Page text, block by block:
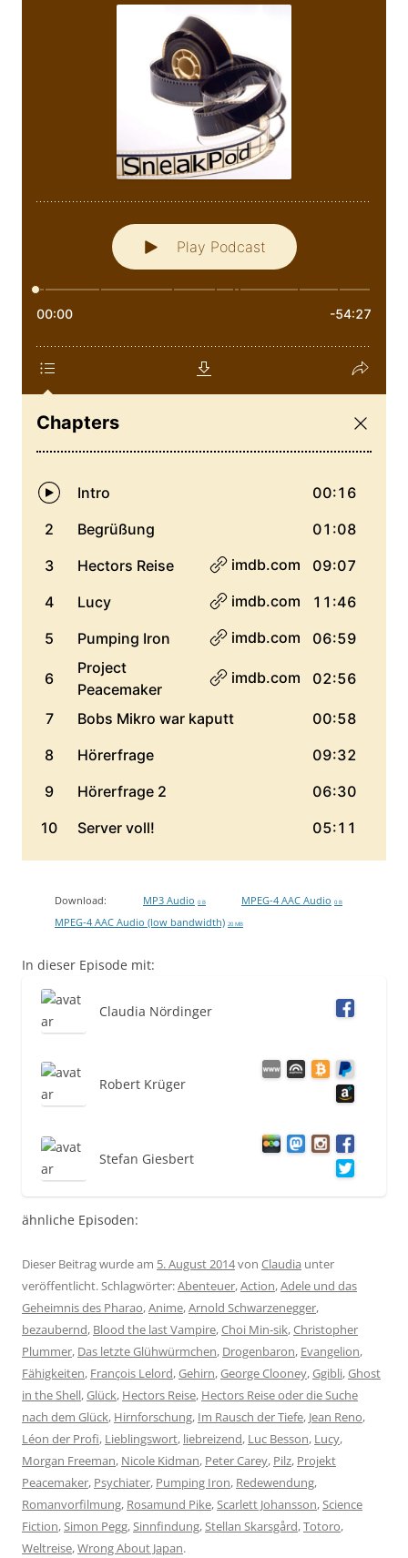
Download: MP3 Audio 0 B MPEG-4 AAC Audio 0 B
MPEG-4 AAC Audio (low bandwidth) 20 MB
In dieser Episode mit:
Claudia Nördinger
Robert Krüger
Stefan Giesbert
ähnliche Episoden:
Dieser Beitrag wurde am 5. August 2014von Claudia unter
veröffentlicht. Schlagwörter:Abenteuer,Action,Adele und das
Geheimnis des Pharao,Anime,Arnold Schwarzenegger,
bezaubernd, Blood the last Vampire,Choi Min-sik,Christopher
Plummer, Das letzte Glühwürmchen, Drogenbaron, Evangelion,
Fähigkeiten, François Lelord,Gehirn,George Clooney,Ggibli,Ghost
in the Shell,Glück, Hectors Reise, Hectors Reise oder die Suche
nach dem Glück, Hirnforschung, Im Rausch der Tiefe, Jean Reno,
Léon der Profi, Lieblingswort, liebreizend, Luc Besson, Lucy,
Morgan Freeman, Nicole Kidman, Peter Carey, Pilz, Projekt
Peacemaker, Psychiater, Pumping Iron, Redewendung,
Romanvorfilmung, Rosamund Pike,Scarlett Johansson,Science
Fiction,Simon Pegg,Sinnfindung,Stellan Skarsgård,Totoro,
Weltreise,Wrong About Japan.